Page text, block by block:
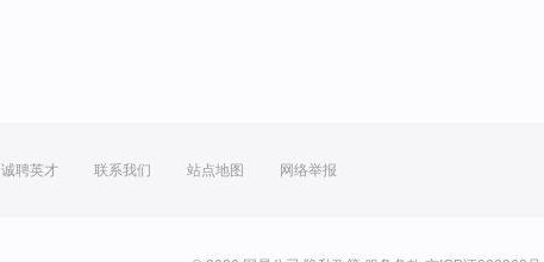
诚聘英才 联系我们 站点地图 网络举报